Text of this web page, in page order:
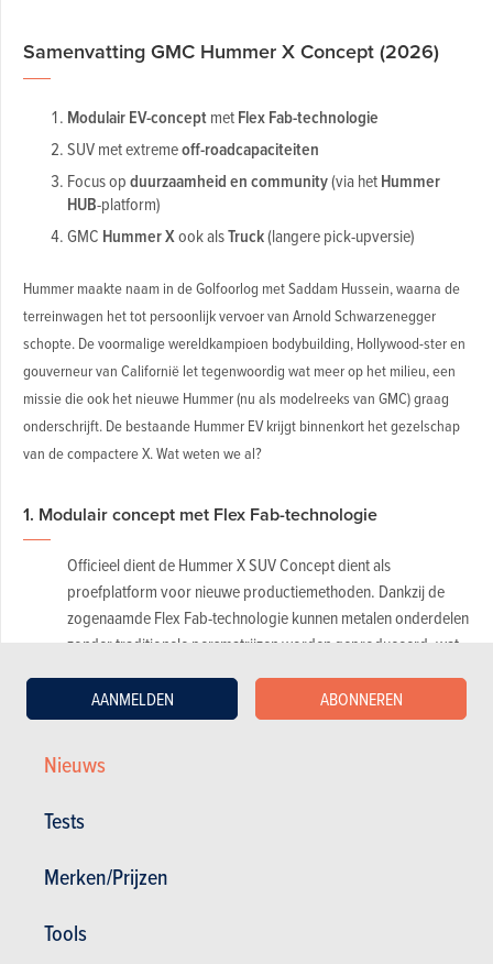
Nieuws
Tests
Merken/Prijzen
Tools
AANMELDEN ABONNEREN
Samenvatting GMC Hummer X Concept (2026)
Modulair EV-conceptmetFlex Fab-technologie
SUV met extremeoff-roadcapaciteiten
Focus opduurzaamheid en community(via hetHummer
HUB-platform)
GMC Hummer Xook alsTruck(langere pick-upversie)
Hummer maakte naam in de Golfoorlog met Saddam Hussein, waarna de
terreinwagen het tot persoonlijk vervoer van Arnold Schwarzenegger
schopte. De voormalige wereldkampioen bodybuilding, Hollywood-ster en
gouverneur van Californië let tegenwoordig wat meer op het milieu, een
missie die ook het nieuwe Hummer (nu als modelreeks van GMC) graag
onderschrijft. De bestaande Hummer EV krijgt binnenkort het gezelschap
van de compactere X. Wat weten we al?
1. Modulair concept met Flex Fab-technologie
Officieel dient de Hummer X SUV Concept dient als
proefplatform voor nieuwe productiemethoden. Dankzij de
zogenaamde Flex Fab-technologie kunnen metalen onderdelen
zonder traditionele persmatrijzen worden geproduceerd, wat
mogelijk maakt. Ook het interieur volgt die filosofie, met
stapelbare schermen die zich aanpassen aan het